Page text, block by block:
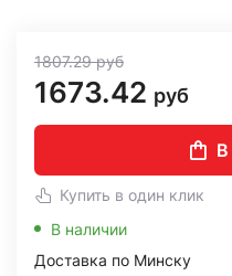
1807.29руб
1673.42 руб
В
Купить в один клик
В наличии
Доставка по Минску